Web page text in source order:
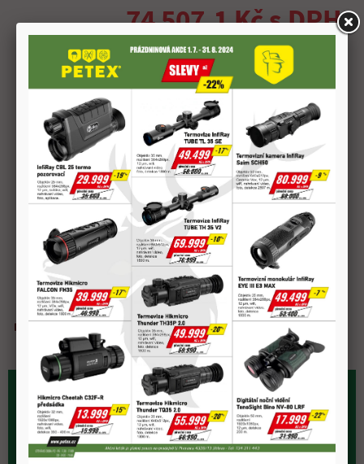
74 507,1 Kč s DPH
Zboží není momentálně dostupné.Hlídání dostupnosti
O dostupnosti zboží se informujte u prodejce.
Rychlý dotaz na prodejce Hlídání dostupnosti
Doprava zdarma
nad 2 000 Kč
Rychlá expedice
Možnost
osobního odběru
materiál
prodejna.myslivost@petex.cz
+420 602 652 400